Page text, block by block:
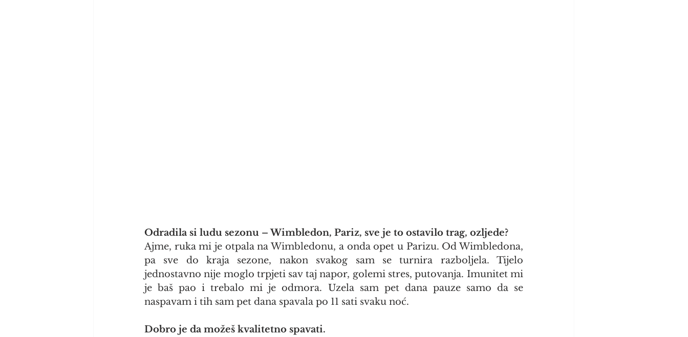
Odradila si ludu sezonu – Wimbledon, Pariz, sve je to ostavilo trag, ozljede?
Ajme, ruka mi je otpala na Wimbledonu, a onda opet u Parizu. Od Wimbledona,
pa sve do kraja sezone, nakon svakog sam se turnira razboljela. Tijelo
jednostavno nije moglo trpjeti sav taj napor, golemi stres, putovanja. Imunitet mi
je baš pao i trebalo mi je odmora. Uzela sam pet dana pauze samo da se
naspavam i tih sam pet dana spavala po 11 sati svaku noć.
Dobro je da možeš kvalitetno spavati.